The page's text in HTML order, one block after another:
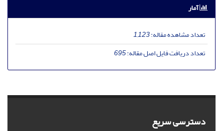
آمار
تعداد مشاهده مقاله:1,123
تعداد دریافت فایل اصل مقاله:695
دسترسی سریع